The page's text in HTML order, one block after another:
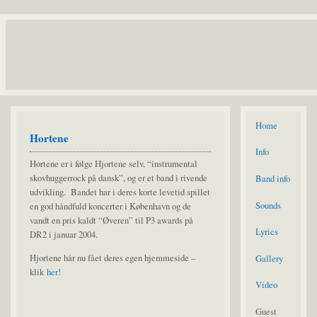
Hortene
Hortene er i følge Hjortene selv, “instrumental
skovhuggerrock på dansk”, og er et band i rivende
udvikling. Bandet har i deres korte levetid spillet
en god håndfuld koncerter i København og de
vandt en pris kaldt “Øveren” til P3 awards på
DR2 i januar 2004.
Hjortene hår nu fået deres egen hjemmeside –
klikher!
Home
Info
Band info
Sounds
Lyrics
Gallery
Video
Guest